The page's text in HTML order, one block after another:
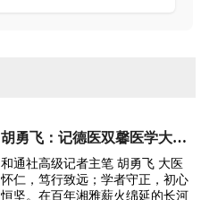
胡勇飞：记德医双馨医学大家湘雅医院雷光华院长
和通社高级记者主笔 胡勇飞 大医
怀仁，笃行致远；学者守正，初心
恒坚。在百年湘雅薪火绵延的长河